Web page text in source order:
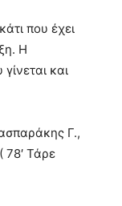
που έχει
Η
και
Γ.,
Τάρε